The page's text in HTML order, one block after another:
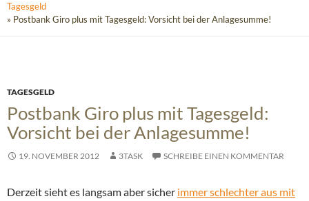
Tagesgeld
» Postbank Giro plus mit Tagesgeld: Vorsicht bei der Anlagesumme!
TAGESGELD
Postbank Giro plus mit Tagesgeld:
Vorsicht bei der Anlagesumme!
19. NOVEMBER 2012 3TASK SCHREIBE EINEN KOMMENTAR
Derzeit sieht es langsam aber sicher immer schlechter aus mit